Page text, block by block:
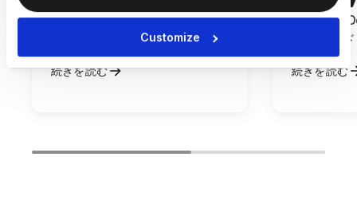
Customize
RevolutがDeelで従業員の移転
を効率化した方法
続きを読む
Zoomoが
のスピー
続きを読む